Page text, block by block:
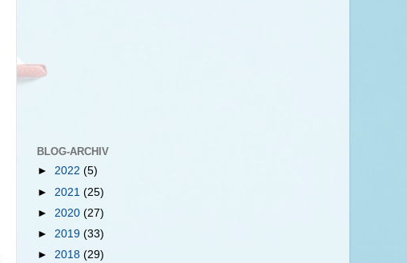
BLOG-ARCHIV
► 2022 (5)
► 2021 (25)
► 2020 (27)
► 2019 (33)
► 2018 (29)